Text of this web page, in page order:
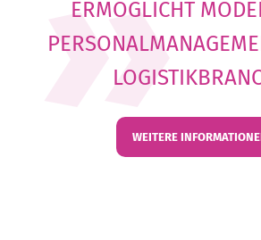
ERMÖGLICHT
WEITERE